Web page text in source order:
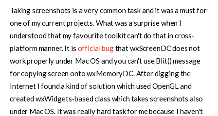
Taking screenshots is a very common task and it was a must for
one of my current projects. What was a surprise when I
understood that my favourite toolkit can't do that in cross-
platform manner. It is official bugthat wxScreenDC does not
work properly under Mac OS and you can't use Blit() message
for copying screen onto wxMemoryDC. After digging the
Internet I found a kind of solution which used OpenGL and
created wxWidgets-based class which takes screenshots also
under Mac OS. It was really hard task for me because I haven't